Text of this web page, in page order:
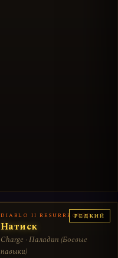
РЕДКИЙ
DIABLO II RESURRECTED
Натиск
Charge · Паладин (Боевые
навыки)